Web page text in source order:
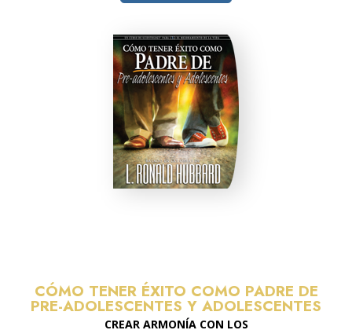
CÓMO TENER ÉXITO COMO PADRE DE
PRE-ADOLESCENTES Y ADOLESCENTES
CREAR ARMONÍA CON LOS